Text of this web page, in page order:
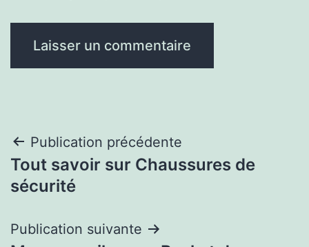
Navigation
de
Publication précédente
Tout savoir sur Chaussures de
sécurité
Publication suivante